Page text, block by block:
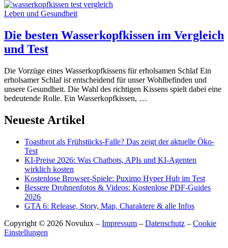
Leben und Gesundheit
Die besten Wasserkopfkissen im Vergleich
und Test
Die Vorzüge eines Wasserkopfkissens für erholsamen Schlaf Ein
erholsamer Schlaf ist entscheidend für unser Wohlbefinden und
unsere Gesundheit. Die Wahl des richtigen Kissens spielt dabei eine
bedeutende Rolle. Ein Wasserkopfkissen, …
Neueste Artikel
Toastbrot als Frühstücks-Falle? Das zeigt der aktuelle Öko-
Test
KI-Preise 2026: Was Chatbots, APIs und KI-Agenten
wirklich kosten
Kostenlose Browser-Spiele: Puximo Hyper Hub im Test
Bessere Drohnenfotos & Videos: Kostenlose PDF-Guides
2026
GTA 6: Release, Story, Map, Charaktere & alle Infos
Copyright © 2026 Novulux – Impressum – Datenschutz – Cookie
Einstellungen